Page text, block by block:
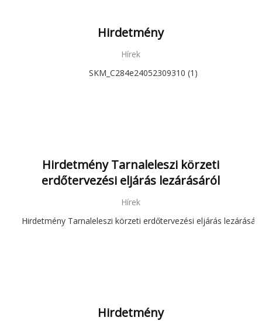
Hirdetmény
Hírek
SKM_C284e24052309310 (1)
Hirdetmény Tarnaleleszi körzeti
erdőtervezési eljárás lezárásáról
Hírek
Hirdetmény Tarnaleleszi körzeti erdőtervezési eljárás
Hirdetmény